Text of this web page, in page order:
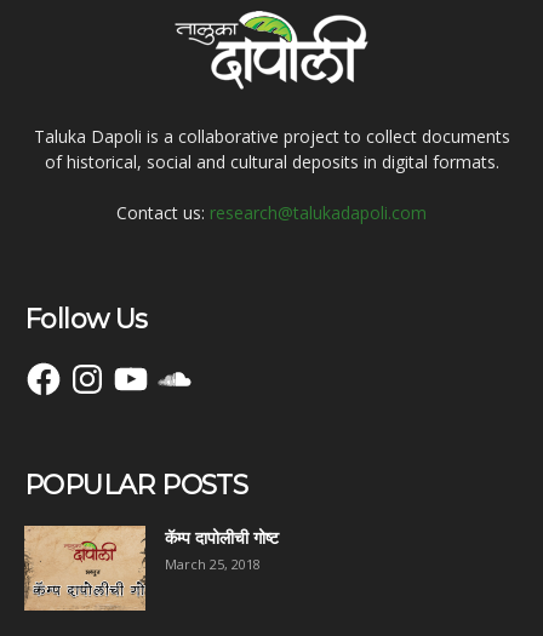
Taluka Dapoli is a collaborative project to collect documents
of historical, social and cultural deposits in digital formats.
Contact us: research@talukadapoli.com
Follow Us
FacebookInstagramYouTubeSoundCloud
POPULAR POSTS
कॅम्प दापोलीची गोष्ट
March 25, 2018